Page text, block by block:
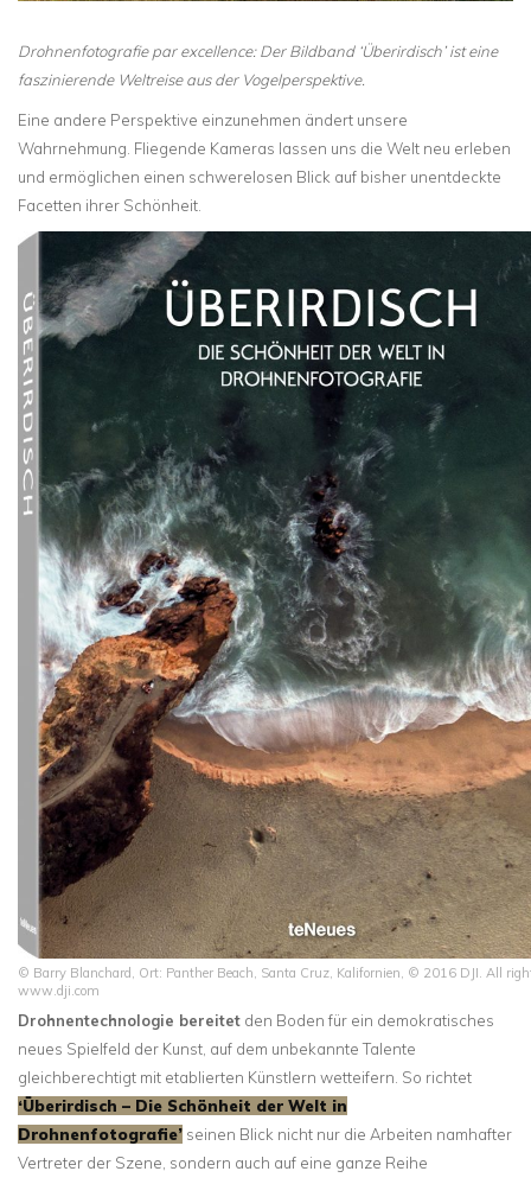
Drohnenfotografie par excellence: Der Bildband ‘Überirdisch’ ist eine
faszinierende Weltreise aus der Vogelperspektive.
Eine andere Perspektive einzunehmen ändert unsere
Wahrnehmung. Fliegende Kameras lassen uns die Welt neu erleben
und ermöglichen einen schwerelosen Blick auf bisher unentdeckte
Facetten ihrer Schönheit.
© Barry Blanchard, Ort: Panther Beach, Santa Cruz, Kalifornien, © 2016 DJI. All
www.dji.com
Drohnentechnologie bereitet den Boden für ein demokratisches
neues Spielfeld der Kunst, auf dem unbekannte Talente
gleichberechtigt mit etablierten Künstlern wetteifern. So richtet
‘Überirdisch – Die Schönheit der Welt in
Drohnenfotografie’ seinen Blick nicht nur die Arbeiten namhafter
Vertreter der Szene, sondern auch auf eine ganze Reihe